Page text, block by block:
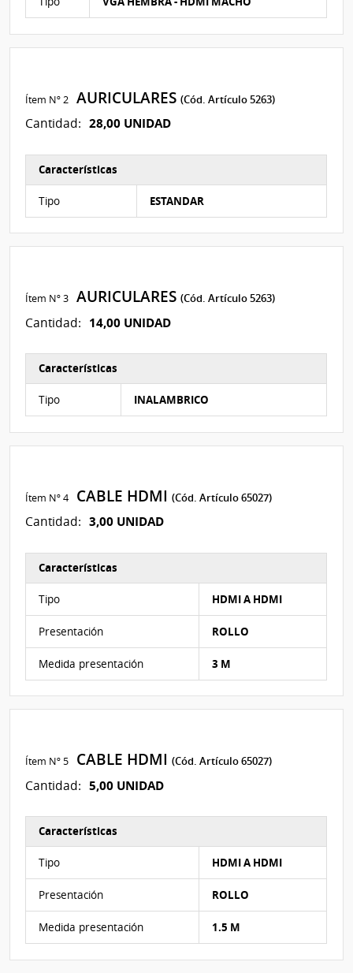
Ítem Nº 2 AURICULARES(Cód. Artículo 5263)
Cantidad: 28,00 UNIDAD
Características
Tipo ESTANDAR
Ítem Nº 3 AURICULARES(Cód. Artículo 5263)
Cantidad: 14,00 UNIDAD
Características
Tipo INALAMBRICO
Ítem Nº 4 CABLE HDMI(Cód. Artículo 65027)
Cantidad: 3,00 UNIDAD
Características
Tipo HDMI A HDMI
Presentación ROLLO
Medida presentación 3 M
Ítem Nº 5 CABLE HDMI(Cód. Artículo 65027)
Cantidad: 5,00 UNIDAD
Características
Tipo HDMI A HDMI
Presentación ROLLO
Medida presentación 1.5 M